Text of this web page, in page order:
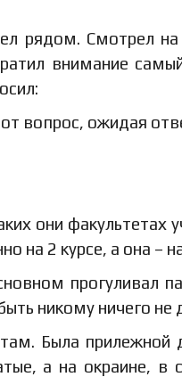
рядом. Смотрел
внимание
вопрос, ожидая
они факультетах
на 2 курсе, а она –
прогуливал
никому ничего не
Была прилежной
а на окраине, в